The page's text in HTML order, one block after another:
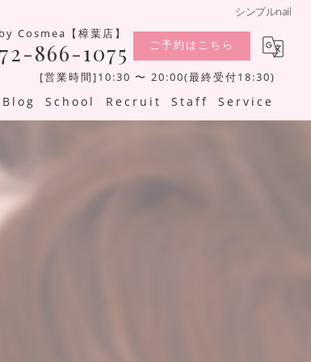
シンプルnail
Cosmea【樟葉店】
866-1075 ご予約はこちら
[営業時間]10:30 〜 20:00(最終受付18:30)
Blog School Recruit Staff Service